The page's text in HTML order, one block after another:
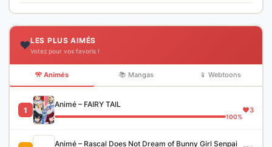
❤️LES PLUS AIMÉS
Votez pour vos favoris !
🎌 Animés 📚 Mangas 📱 Webtoons
1
Animé – FAIRY TAIL
100%
3
Animé – Rascal Does Not Dream of Bunny Girl Senpai